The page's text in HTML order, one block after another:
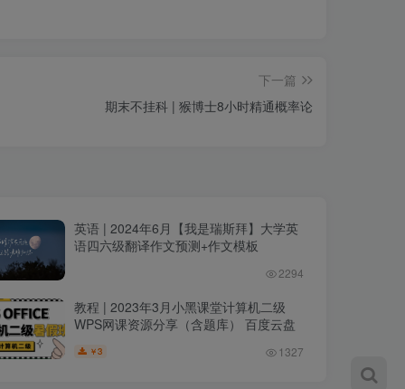
下一篇
期末不挂科 | 猴博士8小时精通概率论
英语 | 2024年6月【我是瑞斯拜】大学英
语四六级翻译作文预测+作文模板
2294
教程 | 2023年3月小黑课堂计算机二级
WPS网课资源分享（含题库） 百度云盘
￥3 1327